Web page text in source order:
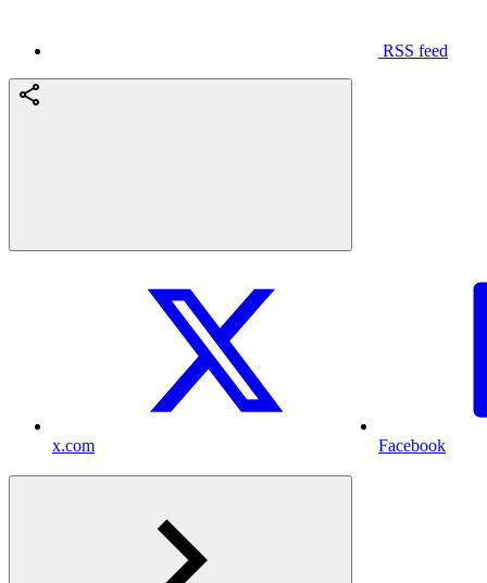
RSS feed
x.com Facebook